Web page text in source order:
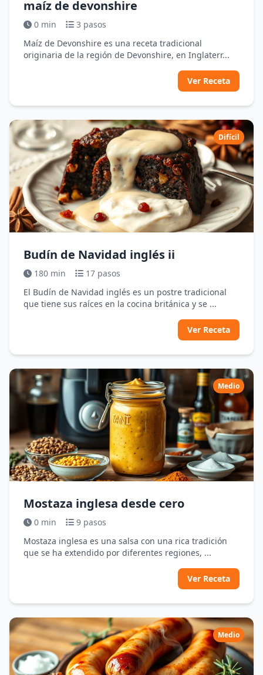
maíz de devonshire
0 min
3 pasos
Maíz de Devonshire es una receta tradicional
originaria de la región de Devonshire, en Inglaterr...
Ver Receta
Difícil
Budín de Navidad inglés ii
180 min
17 pasos
El Budín de Navidad inglés es un postre tradicional
que tiene sus raíces en la cocina británica y se ...
Ver Receta
Medio
Mostaza inglesa desde cero
0 min
9 pasos
Mostaza inglesa es una salsa con una rica tradición
que se ha extendido por diferentes regiones, ...
Ver Receta
Medio